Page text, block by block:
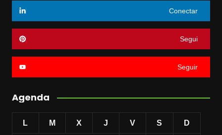
Conectar
Segui
Seguir
Agenda
L M X J V S D